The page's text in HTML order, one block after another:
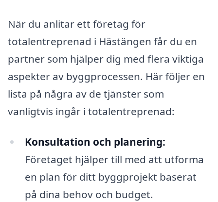
När du anlitar ett företag för
totalentreprenad i Hästängen får du en
partner som hjälper dig med flera viktiga
aspekter av byggprocessen. Här följer en
lista på några av de tjänster som
vanligtvis ingår i totalentreprenad:
Konsultation och planering:
Företaget hjälper till med att utforma
en plan för ditt byggprojekt baserat
på dina behov och budget.